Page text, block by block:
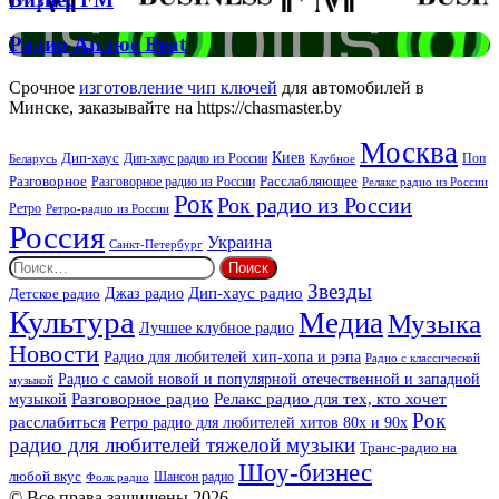
Радио
Аплюс
Beat
Радио Аплюс Beat
Срочное изготовление чип ключей для автомобилей в
Минске, заказывайте на https://chasmaster.by
Беларусь Дип-хаус Дип-хаус радио из России Киев Клубное Москва Поп
Разговорное Разговорное радио из России Расслабляющее Релакс радио из России
Ретро Ретро-радио из России РокРок радио из России
Россия Санкт-Петербург Украина
Найти:
Детское радио Джаз радио Дип-хаус радио Звезды
Культура Лучшее клубное радио МедиаМузыка
Новости Радио для любителей хип-хопа и рэпа Радио с классической
музыкой Радио с самой новой и популярной отечественной и западной
музыкой Разговорное радио Релакс радио для тех, кто хочет
расслабиться Ретро радио для любителей хитов 80х и 90х Рок
радио для любителей тяжелой музыки Транс-радио на
любой вкус Фолк радио Шансон радио Шоу-бизнес